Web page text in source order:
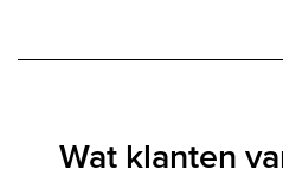
Wat klanten